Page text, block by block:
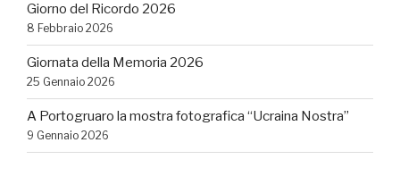
Giorno del Ricordo 2026
8 Febbraio 2026
Giornata della Memoria 2026
25 Gennaio 2026
A Portogruaro la mostra fotografica “Ucraina Nostra”
9 Gennaio 2026